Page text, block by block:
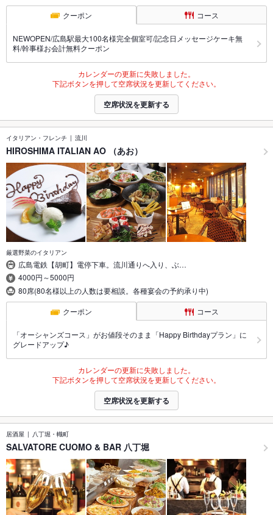
クーポン コース
NEWOPEN/広島駅最大100名様完全個室可/記念日メッセージケーキ無
料/幹事様お会計無料クーポン
カレンダーの更新に失敗しました。
下記ボタンを押して空席状況を更新してください。
空席状況を更新する
イタリアン・フレンチ 流川
HIROSHIMA ITALIAN AO （あお）
厳選野菜のイタリアン
広島電鉄【胡町】電停下車。流川通りへ入り、ぶ…
4000円～5000円
80席(80名様以上の人数は要相談。各種宴会の予約承り中)
クーポン コース
「オーシャンズコース」がお値段そのまま「Happy Birthdayプラン」に
グレードアップ♪
カレンダーの更新に失敗しました。
下記ボタンを押して空席状況を更新してください。
空席状況を更新する
居酒屋 八丁堀・幟町
SALVATORE CUOMO & BAR 八丁堀